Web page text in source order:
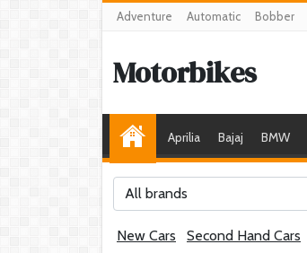
Adventure Automatic Bobber
Motorbikes
Aprilia Bajaj BMW
All brands
New Cars Second Hand Cars